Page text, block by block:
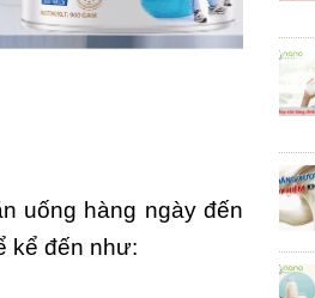
uống hàng ngày đến
kể đến như: